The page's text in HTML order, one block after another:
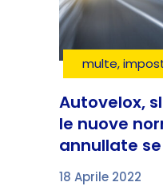
multe,
Autovelox,
le nuove
annullate
18 Aprile 2022